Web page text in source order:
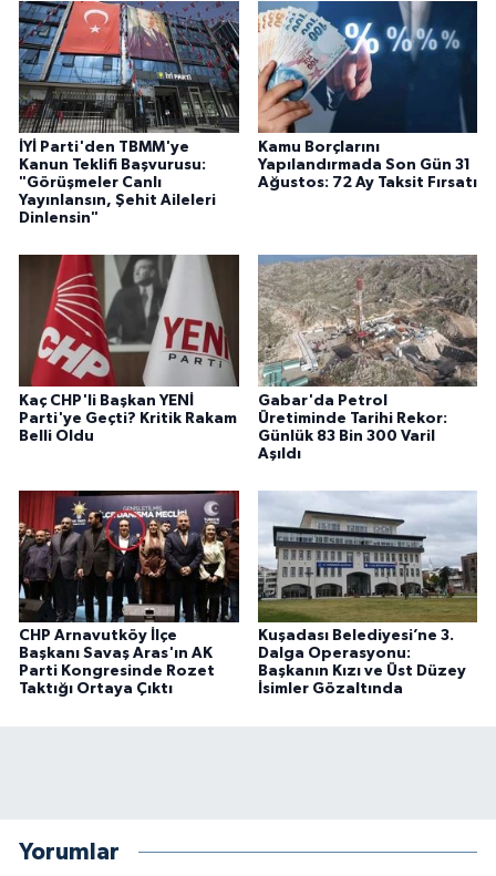
İYİ Parti'den TBMM'ye
Kanun Teklifi Başvurusu:
"Görüşmeler Canlı
Yayınlansın, Şehit Aileleri
Dinlensin"
Kamu Borçlarını
Yapılandırmada Son Gün 31
Ağustos: 72 Ay Taksit Fırsatı
Kaç CHP'li Başkan YENİ
Parti'ye Geçti? Kritik Rakam
Belli Oldu
Gabar'da Petrol
Üretiminde Tarihi Rekor:
Günlük 83 Bin 300 Varil
Aşıldı
CHP Arnavutköy İlçe
Başkanı Savaş Aras'ın AK
Parti Kongresinde Rozet
Taktığı Ortaya Çıktı
Kuşadası Belediyesi’ne 3.
Dalga Operasyonu:
Başkanın Kızı ve Üst Düzey
İsimler Gözaltında
Yorumlar